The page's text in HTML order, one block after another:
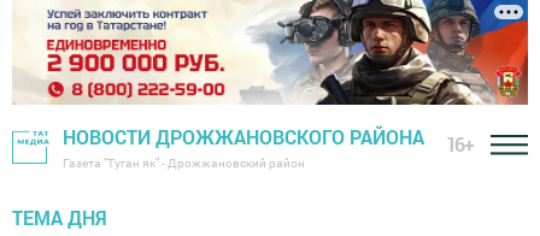
НОВОСТИ ДРОЖЖАНОВСКОГО РАЙОНА
Газета "Туган як" - Дрожжановский район
16+
ТЕМА ДНЯ